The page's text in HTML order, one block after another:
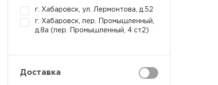
г. Хабаровск, ул. Лермонтова, д.52
г. Хабаровск, пер. Промышленный,
д.8а (пер. Промышленный, 4 ст2)
Доставка